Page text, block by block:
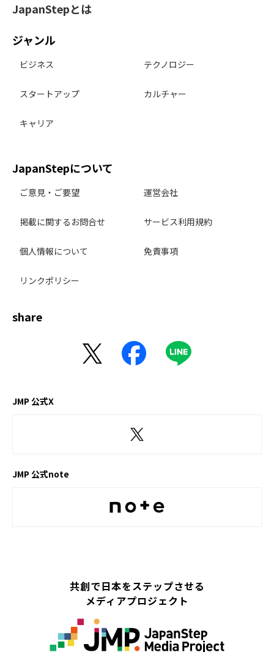
JapanStepとは
ジャンル
ビジネス テクノロジー
スタートアップ カルチャー
キャリア
JapanStepについて
ご意見・ご要望 運営会社
掲載に関するお問合せ サービス利用規約
個人情報について 免責事項
リンクポリシー
share
JMP 公式X
JMP 公式note
共創で日本をステップさせる
メディアプロジェクト